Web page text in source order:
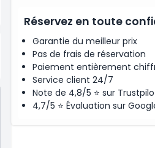
Réservez en toute
Garantie du meilleur prix
Pas de frais de réservation
Paiement entièrement
Service client 24/7
Note de 4,8/5 ⭐ sur
4,7/5 ⭐ Évaluation sur